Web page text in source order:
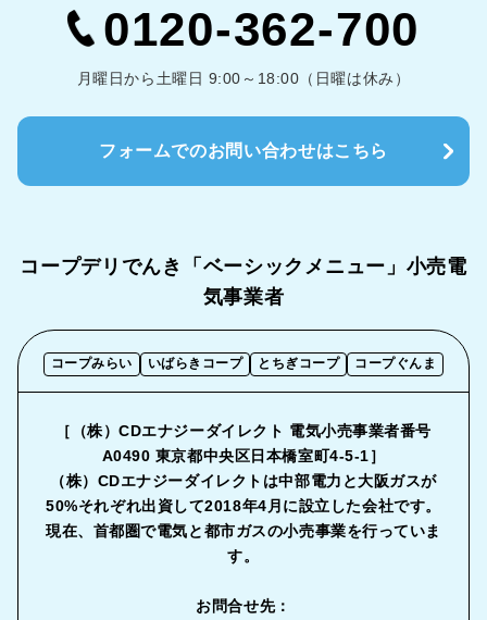
0120-362-700
月曜日から土曜日 9:00～18:00（日曜は休み）
フォームでのお問い合わせはこちら
コープデリでんき「ベーシックメニュー」 小売電
気事業者
コープみらい いばらきコープ とちぎコープ コープぐんま
［（株）CDエナジーダイレクト 電気小売事業者番号
A0490 東京都中央区日本橋室町4-5-1］
（株）CDエナジーダイレクトは中部電力と大阪ガスが
50%それぞれ出資して2018年4月に設立した会社です。
現在、首都圏で電気と都市ガスの小売事業を行っていま
す。
お問合せ先：